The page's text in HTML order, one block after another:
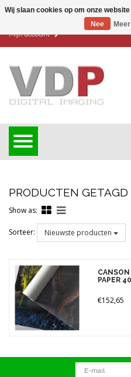
Mijn account
PRODUCTEN
Show as:
Sorteer: Nieuwste producten
Merken
Prijs
PAPER
€152,65
Wij slaan cookies op om onze
Nee